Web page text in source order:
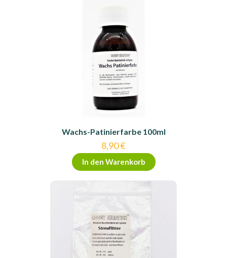
Wachs-Patinierfarbe 100ml
8,90€
In den Warenkorb